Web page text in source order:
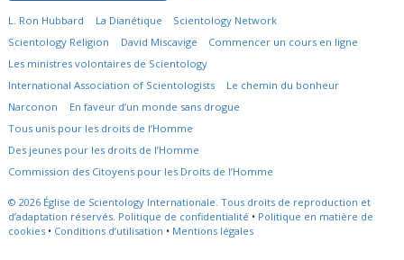
L. Ron Hubbard La Dianétique
Scientology Network
Scientology Religion
David Miscavige
Commencer un cours en ligne
Les ministres volontaires de Scientology
International Association of Scientologists
Le chemin du bonheur
Narconon
En faveur d’un monde sans drogue
Tous unis pour les droits de l’Homme
Des jeunes pour les droits de l’Homme
Commission des Citoyens pour les Droits de l’Homme
© 2026 Église de Scientology Internationale. Tous droits de reproduction et
d’adaptation réservés. Politique de confidentialité • Politique en matière de
cookies • Conditions d’utilisation • Mentions légales